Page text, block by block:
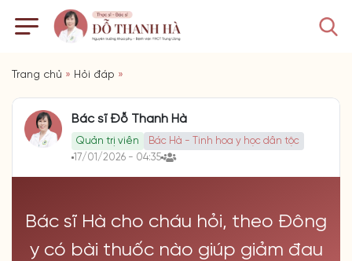
Trang chủ » Hỏi đáp »
Bác sĩ Đỗ Thanh Hà
Quản trị viên
Bác Hà - Tinh hoa y học dân tộc
17/01/2026 - 04:35
Bác sĩ Hà cho cháu hỏi, theo Đông
y có bài thuốc nào giúp giảm đau